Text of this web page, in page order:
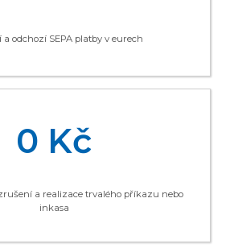
a odchozí SEPA platby v eurech
0 Kč
a realizace trvalého příkazu nebo
inkasa